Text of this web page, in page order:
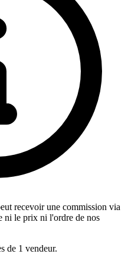
recevoir une commission via
ni le prix ni l'ordre de nos
de 1 vendeur.